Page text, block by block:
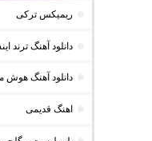
ریمیکس ترکی
دانلود آهنگ ترند
دانلود آهنگ هوش
اهنگ قدیمی